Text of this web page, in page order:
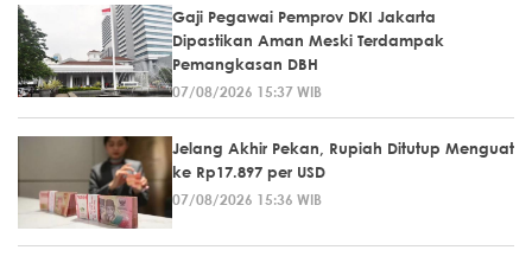
Gaji Pegawai Pemprov DKI Jakarta
Dipastikan Aman Meski Terdampak
Pemangkasan DBH
07/08/2026 15:37 WIB
Jelang Akhir Pekan, Rupiah Ditutup Menguat
ke Rp17.897 per USD
07/08/2026 15:36 WIB